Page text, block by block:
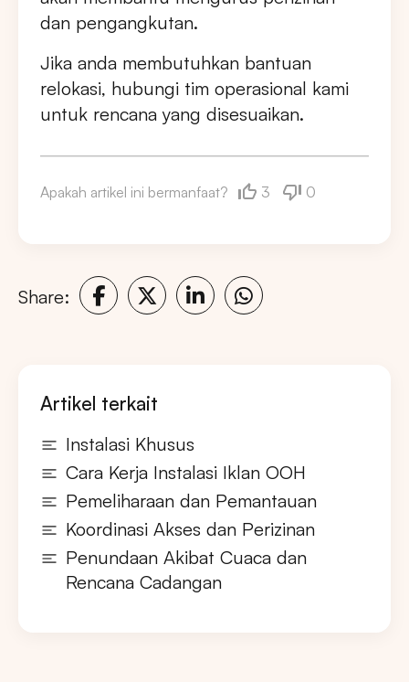
dan pengangkutan.
Jika anda membutuhkan bantuan
relokasi, hubungi tim operasional kami
untuk rencana yang disesuaikan.
Apakah artikel ini bermanfaat? 3 0
Share:
Artikel terkait
Instalasi Khusus
Cara Kerja Instalasi Iklan OOH
Pemeliharaan dan Pemantauan
Koordinasi Akses dan Perizinan
Penundaan Akibat Cuaca dan
Rencana Cadangan